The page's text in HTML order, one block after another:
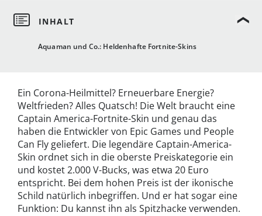
Aquaman und Co.: Heldenhafte Fortnite-Skins
Ein Corona-Heilmittel? Erneuerbare Energie?
Weltfrieden? Alles Quatsch! Die Welt braucht eine
Captain America-Fortnite-Skin und genau das
haben die Entwickler von Epic Games und People
Can Fly geliefert. Die legendäre Captain-America-
Skin ordnet sich in die oberste Preiskategorie ein
und kostet 2.000 V-Bucks, was etwa 20 Euro
entspricht. Bei dem hohen Preis ist der ikonische
Schild natürlich inbegriffen. Und er hat sogar eine
Funktion: Du kannst ihn als Spitzhacke verwenden.